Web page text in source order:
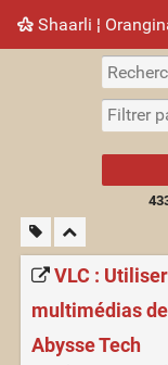
Shaarli ¦
Nuage de tags
VLC :
multimédias
Abysse Tech